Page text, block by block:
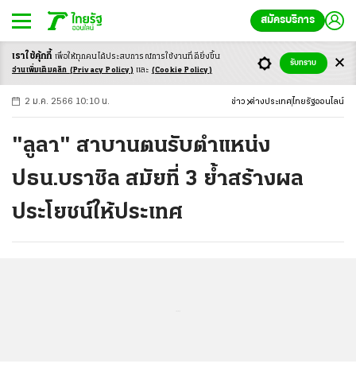
สมัครบริการ
-ก ก ก+
2 ม.ค. 2566 10:10 น. ข่าว ต่างประเทศ ไทยรัฐออนไลน์
"ลูลา" สาบานตนรับตำแหน่ง
ปธน.บราซิล สมัยที่ 3 ย้ำสร้างผล
ประโยชน์ให้ประเทศ
เราใช้คุ้กกี้ เพื่อให้ทุกคนได้ประสบการณ์การใช้งานที่ดียิ่งขึ้น
อ่านเพิ่มเติมคลิก (Privacy Policy) และ (Cookie Policy)
รับทราบ